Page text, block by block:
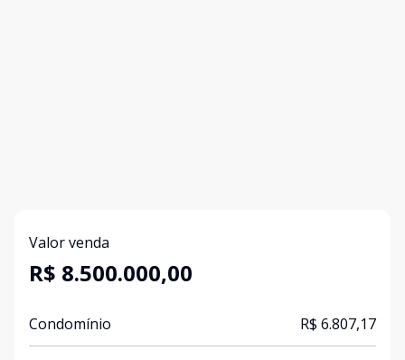
Valor venda
R$ 8.500.000,00
Condomínio R$ 6.807,17